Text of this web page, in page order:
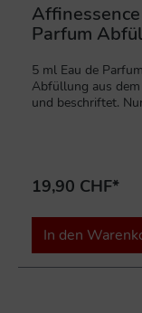
Parfum
5 ml Eau de Parfum Spray
Abfüllung aus dem
und beschriftet. Nur online
19,90 CHF*
In den